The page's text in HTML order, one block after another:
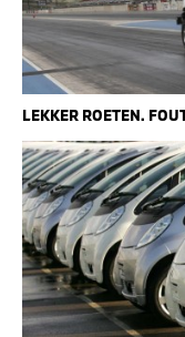
LEKKER ROETEN.